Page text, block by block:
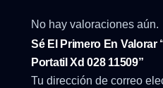
No hay valoraciones aún.
Sé El Primero En Valorar
Portatil Xd 028 11509”
Tu dirección de correo